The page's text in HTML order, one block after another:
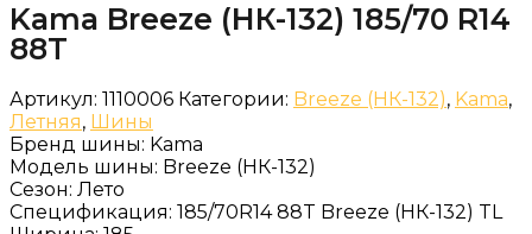
Kama Breeze (НК-132) 185/70 R14
88T
Артикул: 1110006 Категории: Breeze (НК-132), Kama,
Летняя, Шины
Бренд шины: Kama
Модель шины: Breeze (НК-132)
Сезон: Лето
Спецификация: 185/70R14 88T Breeze (НК-132) TL